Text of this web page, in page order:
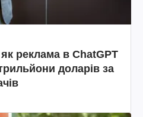
реклама в ChatGPT
доларів за